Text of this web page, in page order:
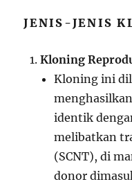
JENIS-JENIS
Kloning
Kloning ini
identik
melibatkan
(SCNT), di
donor